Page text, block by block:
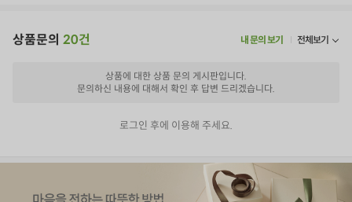
상품문의 20건 내 문의 보기 전체보기
상품에 대한 상품 문의 게시판입니다.
문의하신 내용에 대해서 확인 후 답변 드리겠습니다.
로그인 후에 이용해 주세요.